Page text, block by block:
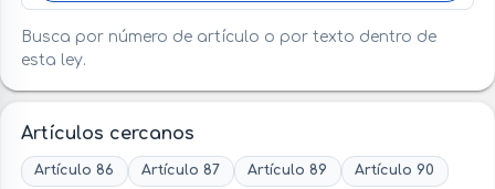
Busca por número de artículo o por texto dentro de
esta ley.
Artículos cercanos
Artículo 86 Artículo 87 Artículo 89 Artículo 90